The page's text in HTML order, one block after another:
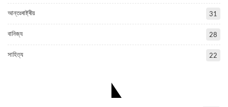
আন্তঃৰাষ্ট্ৰীয় 31
বানিজ্য 28
সাহিত্য 22